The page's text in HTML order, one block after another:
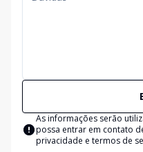
As informações serão
possa entrar em contato
privacidade e termos de